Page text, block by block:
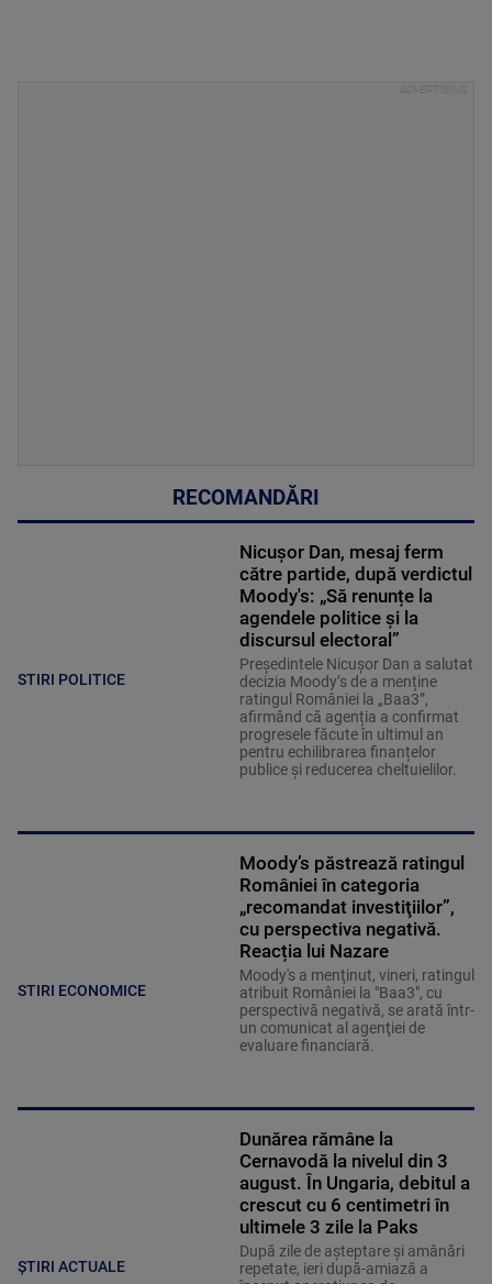
RECOMANDĂRI
STIRI POLITICE
Nicușor Dan, mesaj ferm
către partide, după verdictul
Moody's: „Să renunțe la
agendele politice şi la
discursul electoral”
Președintele Nicușor Dan a salutat
decizia Moody’s de a menține
ratingul României la „Baa3”,
afirmând că agenția a confirmat
progresele făcute în ultimul an
pentru echilibrarea finanțelor
publice și reducerea cheltuielilor.
STIRI ECONOMICE
Moody’s păstrează ratingul
României în categoria
„recomandat investiţiilor”,
cu perspectiva negativă.
Reacția lui Nazare
Moody's a menţinut, vineri, ratingul
atribuit României la "Baa3", cu
perspectivă negativă, se arată într-
un comunicat al agenţiei de
evaluare financiară.
ȘTIRI ACTUALE
Dunărea rămâne la
Cernavodă la nivelul din 3
august. În Ungaria, debitul a
crescut cu 6 centimetri în
ultimele 3 zile la Paks
După zile de așteptare și amânări
repetate, ieri după-amiază a